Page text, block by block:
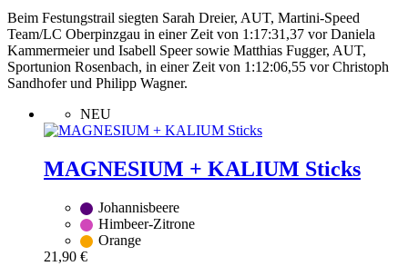
Beim Festungstrail siegten Sarah Dreier, AUT, Martini-Speed
Team/LC Oberpinzgau in einer Zeit von 1:17:31,37 vor Daniela
Kammermeier und Isabell Speer sowie Matthias Fugger, AUT,
Sportunion Rosenbach, in einer Zeit von 1:12:06,55 vor Christoph
Sandhofer und Philipp Wagner.
NEU
MAGNESIUM + KALIUM Sticks
Johannisbeere
Himbeer-Zitrone
Orange
21,90 €